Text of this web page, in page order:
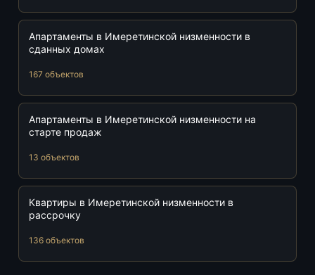
Апартаменты в Имеретинской низменности в
сданных домах
167 объектов
Апартаменты в Имеретинской низменности на
старте продаж
13 объектов
Квартиры в Имеретинской низменности в
рассрочку
136 объектов